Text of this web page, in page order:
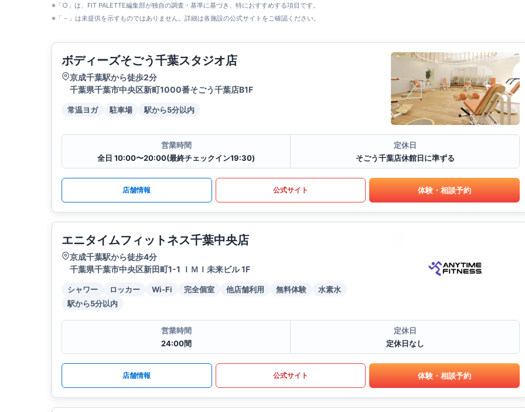
※「○」は、FIT PALETTE編集部が独自の調査・基準に基づき、特におすすめする項目です。
※「－」は未提供を示すものではありません。詳細は各施設の公式サイトをご確認ください。
ボディーズそごう千葉スタジオ店
京成千葉駅から徒歩2分
千葉県千葉市中央区新町1000番そごう千葉店B1F
常温ヨガ 駐車場 駅から5分以内
営業時間
全日 10:00〜20:00(最終チェックイン19:30)
定休日
そごう千葉店休館日に準ずる
店舗情報 公式サイト 体験・相談予約
エニタイムフィットネス千葉中央店
京成千葉駅から徒歩4分
千葉県千葉市中央区新田町1-1 ＩＭＩ未来ビル 1F
シャワー ロッカー Wi-Fi 完全個室 他店舗利用 無料体験
水素水
駅から5分以内
営業時間
24:00間
定休日
定休日なし
店舗情報 公式サイト 体験・相談予約